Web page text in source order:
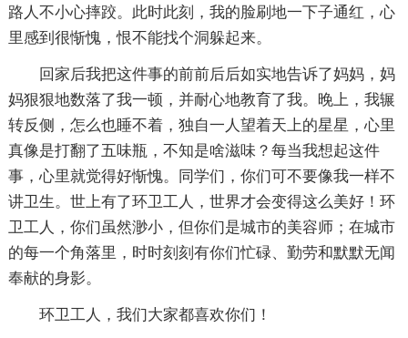
路人不小心摔跤。此时此刻，我的脸刷地一下子通红，心
里感到很惭愧，恨不能找个洞躲起来。
回家后我把这件事的前前后后如实地告诉了妈妈，妈
妈狠狠地数落了我一顿，并耐心地教育了我。晚上，我辗
转反侧，怎么也睡不着，独自一人望着天上的星星，心里
真像是打翻了五味瓶，不知是啥滋味？每当我想起这件
事，心里就觉得好惭愧。同学们，你们可不要像我一样不
讲卫生。世上有了环卫工人，世界才会变得这么美好！环
卫工人，你们虽然渺小，但你们是城市的美容师；在城市
的每一个角落里，时时刻刻有你们忙碌、勤劳和默默无闻
奉献的身影。
环卫工人，我们大家都喜欢你们！